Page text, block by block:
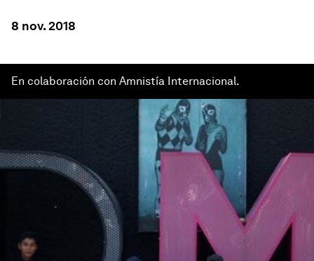
8 nov. 2018
En colaboración con Amnistía Internacional.